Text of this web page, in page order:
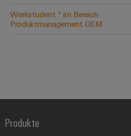
Werkstudent * im Bereich
Produktmanagement OEM
Produkte